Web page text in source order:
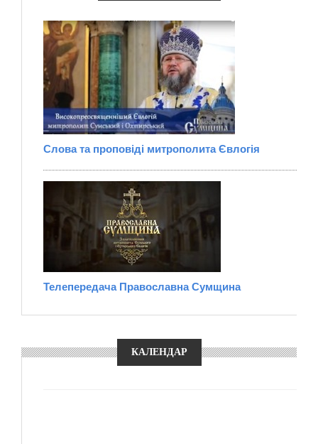
Слова та проповіді митрополита Євлогія
Телепередача Православна Сумщина
КАЛЕНДАР